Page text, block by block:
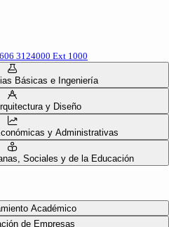
3124000 Ext 1000
Básicas e Ingeniería
y Diseño
y Administrativas
Sociales y de la Educación
Académico
de Empresas